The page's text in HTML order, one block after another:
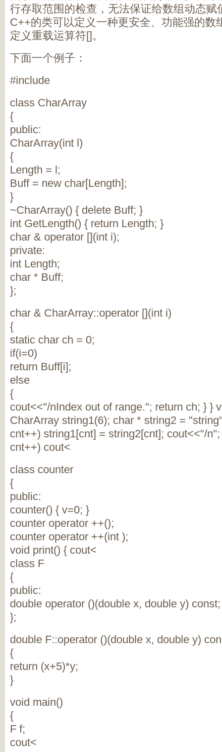
行存取范围的检查，无法保证给数组动态赋
C++的类可以定义一种更安全、功能强的数
定义重载运算符[]。
下面一个例子：
#include
class CharArray
{
public:
CharArray(int l)
{
Length = l;
Buff = new char[Length];
}
~CharArray() { delete Buff; }
int GetLength() { return Length; }
char & operator [](int i);
private:
int Length;
char * Buff;
};
char & CharArray::operator [](int i)
{
static char ch = 0;
if(i=0)
return Buff[i];
else
{
cout<<"/nIndex out of range."; return ch; } }
CharArray string1(6); char * string2 =
cnt++) string1[cnt] = string2[cnt]; cout<<"/
cnt++) cout<
class counter
{
public:
counter() { v=0; }
counter operator ++();
counter operator ++(int );
void print() { cout<
class F
{
public:
double operator ()(double x, double y) const;
};
double F::operator ()(double x, double y)
{
return (x+5)*y;
}
void main()
{
F f;
cout<